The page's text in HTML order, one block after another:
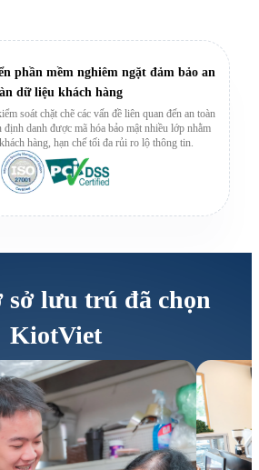
phần mềm nghiêm ngặt đảm bảo an
dữ liệu khách hàng
soát chặt chẽ các vấn đề liên quan đến an toàn
danh được mã hóa bảo mật nhiều lớp nhằm
hàng, hạn chế tối đa rủi ro lộ thông tin.
sở lưu trú đã chọn
KiotViet